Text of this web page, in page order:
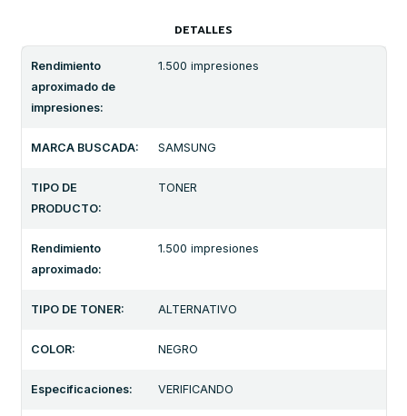
DETALLES
Rendimiento
aproximado de
impresiones:
1.500 impresiones
MARCA BUSCADA: SAMSUNG
TIPO DE
PRODUCTO:
TONER
Rendimiento
aproximado:
1.500 impresiones
TIPO DE TONER: ALTERNATIVO
COLOR: NEGRO
Especificaciones: VERIFICANDO